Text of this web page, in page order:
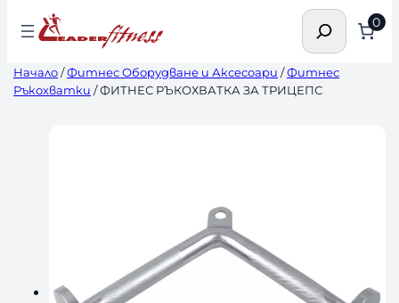
Търсене 0
Начало/Фитнес Оборудване и Аксесоари /Фитнес
Ръкохватки / ФИТНЕС РЪКОХВАТКА ЗА ТРИЦЕПС